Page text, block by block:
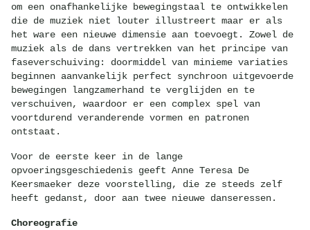
om een onafhankelijke bewegingstaal te ontwikkelen
die de muziek niet louter illustreert maar er als
het ware een nieuwe dimensie aan toevoegt. Zowel de
muziek als de dans vertrekken van het principe van
faseverschuiving: doormiddel van minieme variaties
beginnen aanvankelijk perfect synchroon uitgevoerde
bewegingen langzamerhand te verglijden en te
verschuiven, waardoor er een complex spel van
voortdurend veranderende vormen en patronen
ontstaat.
Voor de eerste keer in de lange
opvoeringsgeschiedenis geeft Anne Teresa De
Keersmaeker deze voorstelling, die ze steeds zelf
heeft gedanst, door aan twee nieuwe danseressen.
Choreografie